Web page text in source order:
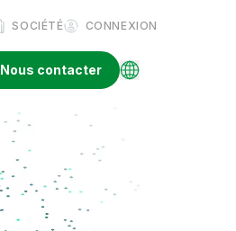
SOCIÉTÉ CONNEXION
Nous contacter